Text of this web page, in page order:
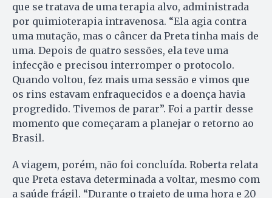
que se tratava de uma terapia alvo, administrada
por quimioterapia intravenosa. “Ela agia contra
uma mutação, mas o câncer da Preta tinha mais de
uma. Depois de quatro sessões, ela teve uma
infecção e precisou interromper o protocolo.
Quando voltou, fez mais uma sessão e vimos que
os rins estavam enfraquecidos e a doença havia
progredido. Tivemos de parar”. Foi a partir desse
momento que começaram a planejar o retorno ao
Brasil.
A viagem, porém, não foi concluída. Roberta relata
que Preta estava determinada a voltar, mesmo com
a saúde frágil. “Durante o trajeto de uma hora e 20